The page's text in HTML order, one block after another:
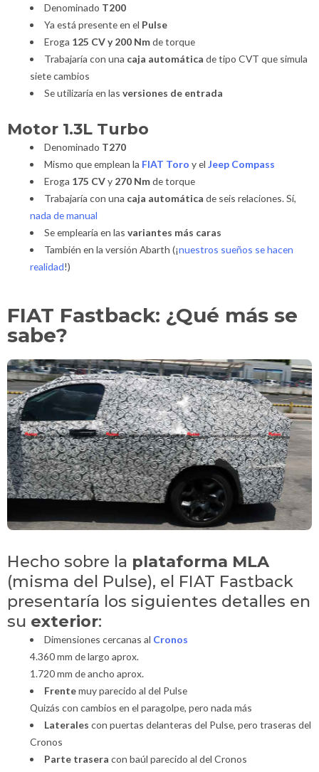
Denominado T200
Ya está presente en el Pulse
Eroga 125 CV y 200 Nmde torque
Trabajaría con una caja automática de tipo CVT que simula
siete cambios
Se utilizaría en las versiones de entrada
Motor 1.3L Turbo
Denominado T270
Mismo que emplean la FIAT Toro y el Jeep Compass
Eroga 175 CVy 270 Nmde torque
Trabajaría con una caja automática de seis relaciones. Sí,
nada de manual
Se emplearía en las variantes más caras
También en la versión Abarth (¡nuestros sueños se hacen
realidad!)
FIAT Fastback: ¿Qué más se
sabe?
Hecho sobre la plataforma MLA
(misma del Pulse), el FIAT Fastback
presentaría los siguientes detalles en
su exterior:
Dimensiones cercanas al Cronos
4.360 mm de largo aprox.
1.720 mm de ancho aprox.
Frentemuy parecido al del Pulse
Quizás con cambios en el paragolpe, pero nada más
Laterales con puertas delanteras del Pulse, pero traseras del
Cronos
Parte trasera con baúl parecido al del Cronos